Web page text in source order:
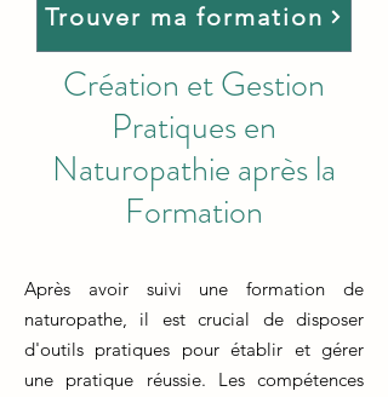
Trouver ma formation
Création et Gestion
Pratiques en
Naturopathie après la
Formation
Après avoir suivi une formation de
naturopathe, il est crucial de disposer
d'outils pratiques pour établir et gérer
une pratique réussie. Les compétences